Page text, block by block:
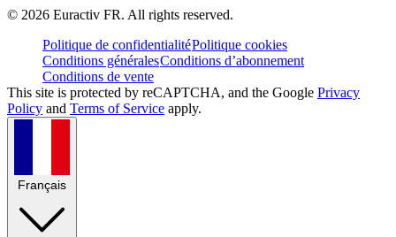
© 2026 Euractiv FR. All rights reserved.
Politique de confidentialitéPolitique cookies
Conditions généralesConditions d’abonnement
Conditions de vente
This site is protected by reCAPTCHA, and the Google Privacy
Policy and Terms of Service apply.
Français